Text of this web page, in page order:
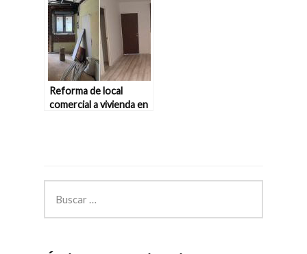
Reforma de local
comercial a vivienda en